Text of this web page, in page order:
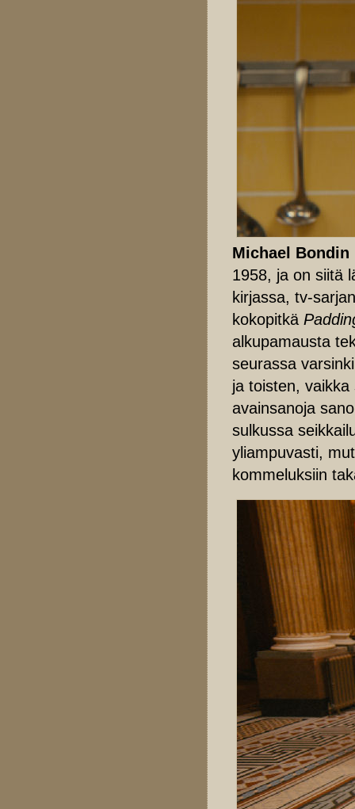
Michael Bondin
1958, ja on siitä
kirjassa, tv-
kokopitkä
alkupamausta
seurassa
ja toisten,
avainsanoja
sulkussa
yliampuvasti,
kommeluksiin